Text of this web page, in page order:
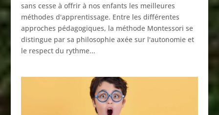
sans cesse à offrir à nos enfants les meilleures
méthodes d'apprentissage. Entre les différentes
approches pédagogiques, la méthode Montessori se
distingue par sa philosophie axée sur l'autonomie et
le respect du rythme...